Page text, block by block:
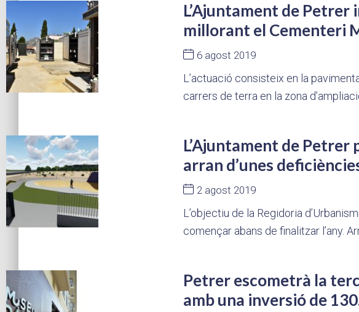
L’Ajuntament de
millorant el Cementeri
6 agost 2019
L’actuació consisteix en la
carrers de terra en la zona
L’Ajuntament de
arran d’unes
2 agost 2019
L’objectiu de la Regidoria
començar abans de finalitzar l’any.
Petrer escometrà la
amb una inversió de